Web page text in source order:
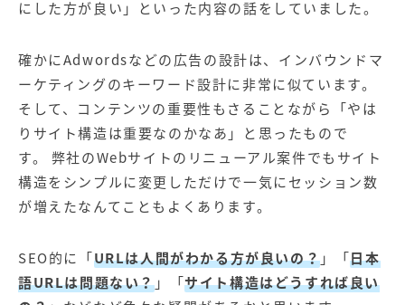
マーケティングサービスの製品
ア
マーケティングサービス
ング
サービス
【IT企業向け】マーケティン
グ
サービス
SNSアカウント運用代行サー
ビス（LINE）
広告プロモーションの製品
Web広告サービス
Web広告パッケージ
【塾・個別塾業界向け】新規
サイトアクセス増加パッケー
にした方が良い」といった内容の話をしていました。
確かにAdwordsなどの広告の設計は、 インバウンドマ
ーケティングのキーワード設計に非常に似ています。
そして、コンテンツの重要性もさることながら「やは
りサイト構造は重要なのかなあ」と思ったもので
す。 弊社のWebサイトのリニューアル案件でもサイト
構造をシンプルに変更しただけで一気にセッション数
が増えたなんてこともよくあります。
SEO的に「URLは人間がわかる方が良いの？」「日本
語URLは問題ない？」「サイト構造はどうすれば良い